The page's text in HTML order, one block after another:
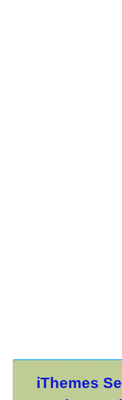
iThemes